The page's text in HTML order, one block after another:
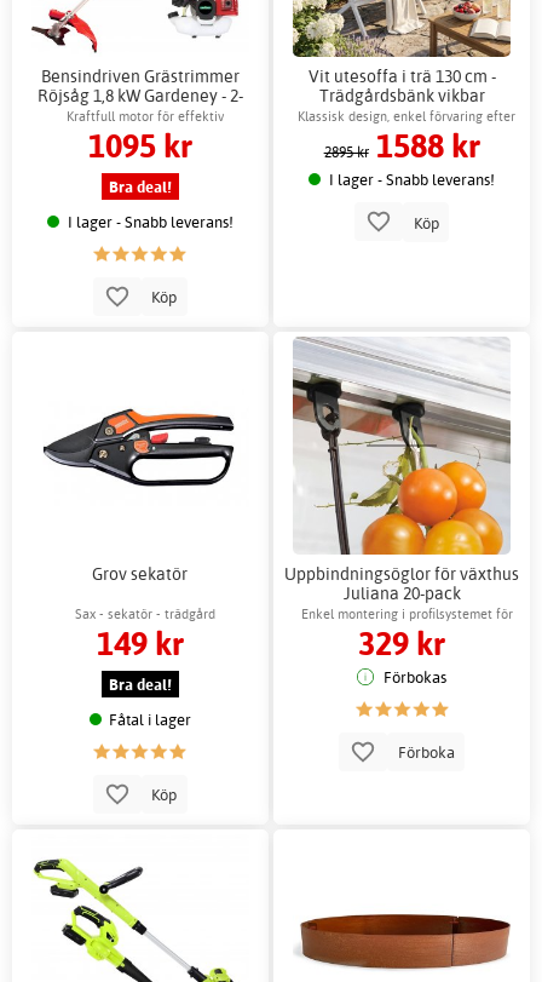
Bensindriven Grästrimmer
Röjsåg 1,8 kW Gardeney - 2-
taktsmotor
Kraftfull motor för effektiv
grästrimning
1095 kr
Bra deal!
I lager - Snabb leverans!
Köp
Vit utesoffa i trä 130 cm -
Trädgårdsbänk vikbar
utomhus + Fläckborttagare för
möbler
Klassisk design, enkel förvaring efter
säsong
2895 kr 1588 kr
I lager - Snabb leverans!
Köp
Grov sekatör
Sax - sekatör - trädgård
149 kr
Bra deal!
Fåtal i lager
Köp
Uppbindningsöglor för växthus
Juliana 20-pack
växthustillbehör
Enkel montering i profilsystemet för
stabilitet
329 kr
Förbokas
Förboka